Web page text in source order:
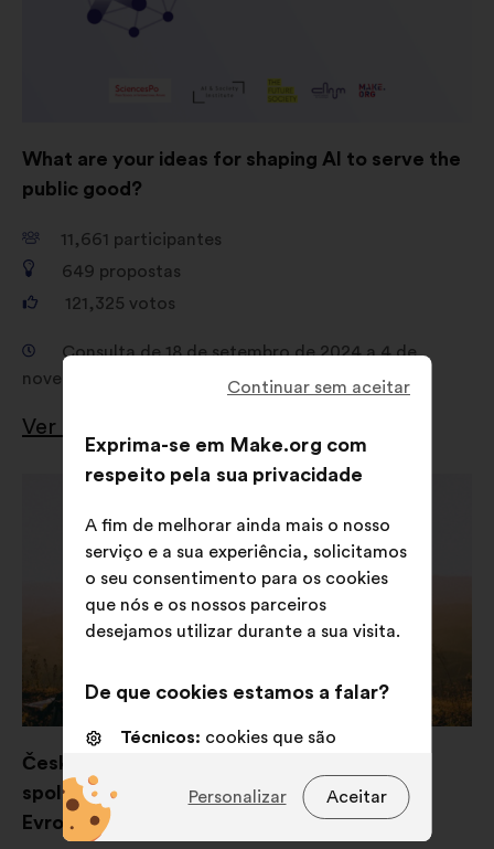
What are your ideas for shaping AI to serve the
public good?
11,661 participantes
649 propostas
121,325 votos
Consulta de 18 de setembro de 2024 a 4 de
novembro de 2024
Ver os resultados
Česko-bavorská spolupráce: jak můžeme
společně vybudovat silnou a udržitelnou
Evropu?
Abertura
Continuar sem aceitar
Exprima-se em Make.org com
respeito pela sua privacidade
A fim de melhorar ainda mais o nosso
serviço e a sua experiência, solicitamos
o seu consentimento para os cookies
que nós e os nossos parceiros
desejamos utilizar durante a sua visita.
De que cookies estamos a falar?
Técnicos: cookies que são
do sitio Internet
Aceitar
Personalizar